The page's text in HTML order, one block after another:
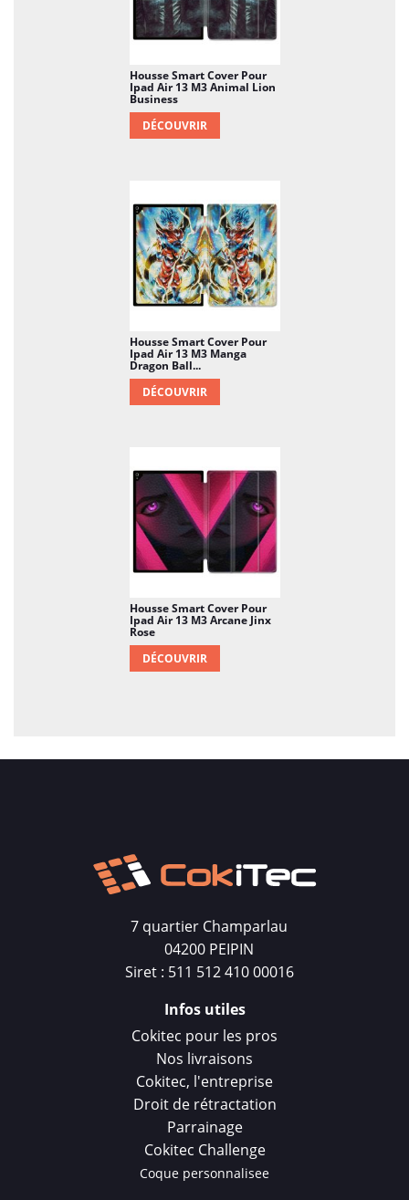
Housse Smart Cover Pour
Ipad Air 13 M3 Animal Lion
Business
DÉCOUVRIR
Housse Smart Cover Pour
Ipad Air 13 M3 Manga
Dragon Ball...
DÉCOUVRIR
Housse Smart Cover Pour
Ipad Air 13 M3 Arcane Jinx
Rose
DÉCOUVRIR
7 quartier Champarlau
04200 PEIPIN
Siret : 511 512 410 00016
Infos utiles
Cokitec pour les pros
Nos livraisons
Cokitec, l'entreprise
Droit de rétractation
Parrainage
Cokitec Challenge
Coque personnalisee